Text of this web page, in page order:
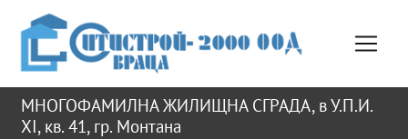
МНОГОФАМИЛНА ЖИЛИЩНА СГРАДА, в У.П.И.
XI, кв. 41, гр. Монтана